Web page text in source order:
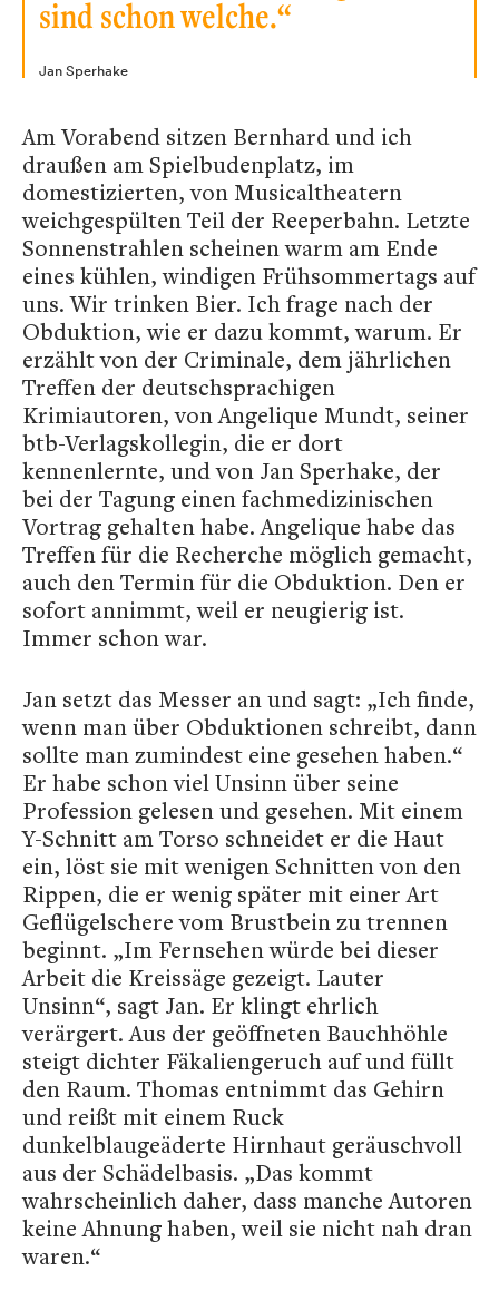
sind schon welche.“
Jan Sperhake
Am Vorabend sitzen Bernhard und ich
draußen am Spielbudenplatz, im
domestizierten, von Musicaltheatern
weichgespülten Teil der Reeperbahn. Letzte
Sonnenstrahlen scheinen warm am Ende
eines kühlen, windigen Frühsommertags auf
uns. Wir trinken Bier. Ich frage nach der
Obduktion, wie er dazu kommt, warum. Er
erzählt von der Criminale, dem jährlichen
Treffen der deutschsprachigen
Krimiautoren, von Angelique Mundt, seiner
btb-Verlagskollegin, die er dort
kennenlernte, und von Jan Sperhake, der
bei der Tagung einen fachmedizinischen
Vortrag gehalten habe. Angelique habe das
Treffen für die Recherche möglich gemacht,
auch den Termin für die Obduktion. Den er
sofort annimmt, weil er neugierig ist.
Immer schon war.
Jan setzt das Messer an und sagt: „Ich finde,
wenn man über Obduktionen schreibt, dann
sollte man zumindest eine gesehen haben.“
Er habe schon viel Unsinn über seine
Profession gelesen und gesehen. Mit einem
Y-Schnitt am Torso schneidet er die Haut
ein, löst sie mit wenigen Schnitten von den
Rippen, die er wenig später mit einer Art
Geflügelschere vom Brustbein zu trennen
beginnt. „Im Fernsehen würde bei dieser
Arbeit die Kreissäge gezeigt. Lauter
Unsinn“, sagt Jan. Er klingt ehrlich
verärgert. Aus der geöffneten Bauchhöhle
steigt dichter Fäkaliengeruch auf und füllt
den Raum. Thomas entnimmt das Gehirn
und reißt mit einem Ruck
dunkelblaugeäderte Hirnhaut geräuschvoll
aus der Schädelbasis. „Das kommt
wahrscheinlich daher, dass manche Autoren
keine Ahnung haben, weil sie nicht nah dran
waren.“